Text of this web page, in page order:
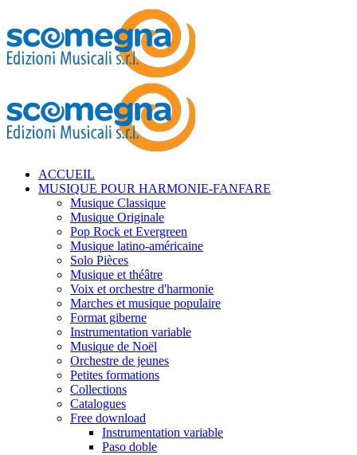
ACCUEIL
MUSIQUE POUR HARMONIE-FANFARE
Musique Classique
Musique Originale
Pop Rock et Evergreen
Musique latino-américaine
Solo Pièces
Musique et théâtre
Voix et orchestre d'harmonie
Marches et musique populaire
Format giberne
Instrumentation variable
Musique de Noël
Orchestre de jeunes
Petites formations
Collections
Catalogues
Free download
Instrumentation variable
Paso doble